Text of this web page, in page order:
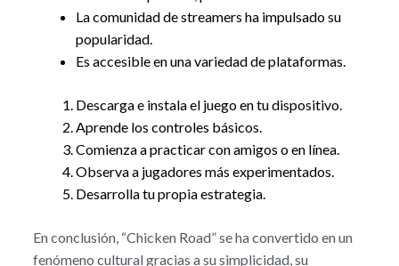
La comunidad de streamers ha impulsado su
popularidad.
Es accesible en una variedad de plataformas.
Descarga e instala el juego en tu dispositivo.
Aprende los controles básicos.
Comienza a practicar con amigos o en línea.
Observa a jugadores más experimentados.
Desarrolla tu propia estrategia.
En conclusión, “Chicken Road” se ha convertido en un
fenómeno cultural gracias a su simplicidad, su